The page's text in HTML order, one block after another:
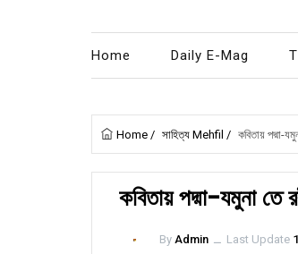
Home Daily E-Mag
Home / সাহিত্য Mehfil / কবিতায় পদ্মা-
কবিতায় পদ্মা-যমুনা তে
By Admin ــ Last Update